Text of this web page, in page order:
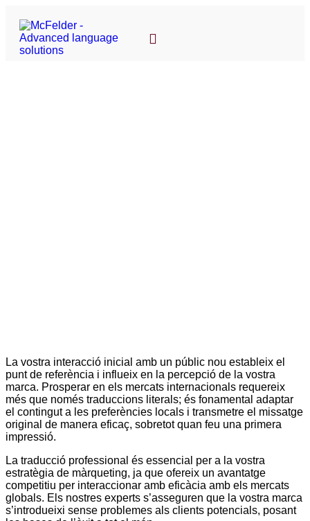
La vostra interacció inicial amb un públic nou estableix el
punt de referència i influeix en la percepció de la vostra
marca. Prosperar en els mercats internacionals requereix
més que només traduccions literals; és fonamental adaptar
el contingut a les preferències locals i transmetre el missatge
original de manera eficaç, sobretot quan feu una primera
impressió.
La traducció professional és essencial per a la vostra
estratègia de màrqueting, ja que ofereix un avantatge
competitiu per interaccionar amb eficàcia amb els mercats
globals. Els nostres experts s’asseguren que la vostra marca
s’introdueixi sense problemes als clients potencials, posant